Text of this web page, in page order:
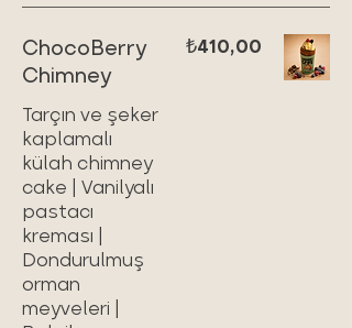
ChocoBerry
Chimney
Tarçın ve şeker
kaplamalı
külah chimney
cake | Vanilyalı
pastacı
kreması |
Dondurulmuş
orman
meyveleri |
₺410,00